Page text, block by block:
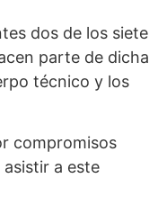
dos de los siete
parte de dicha
técnico y los
compromisos
a este